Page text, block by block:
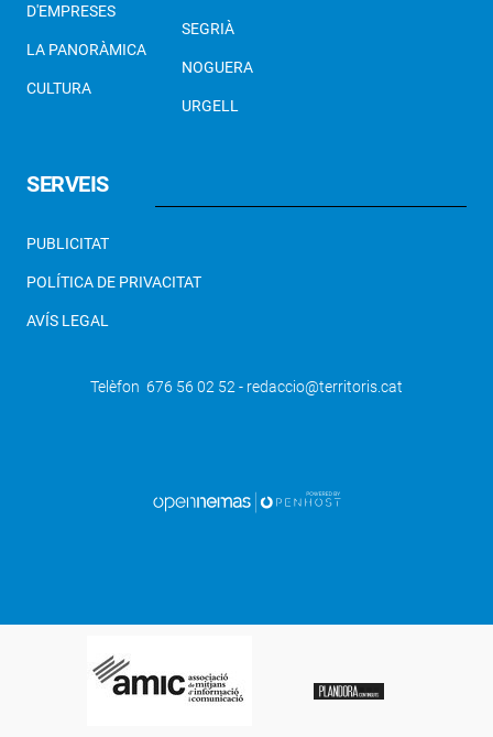
D'EMPRESES
LA PANORÀMICA
CULTURA
SEGRIÀ
NOGUERA
URGELL
SERVEIS
PUBLICITAT
POLÍTICA DE PRIVACITAT
AVÍS LEGAL
Telèfon 676 56 02 52 - redaccio@territoris.cat